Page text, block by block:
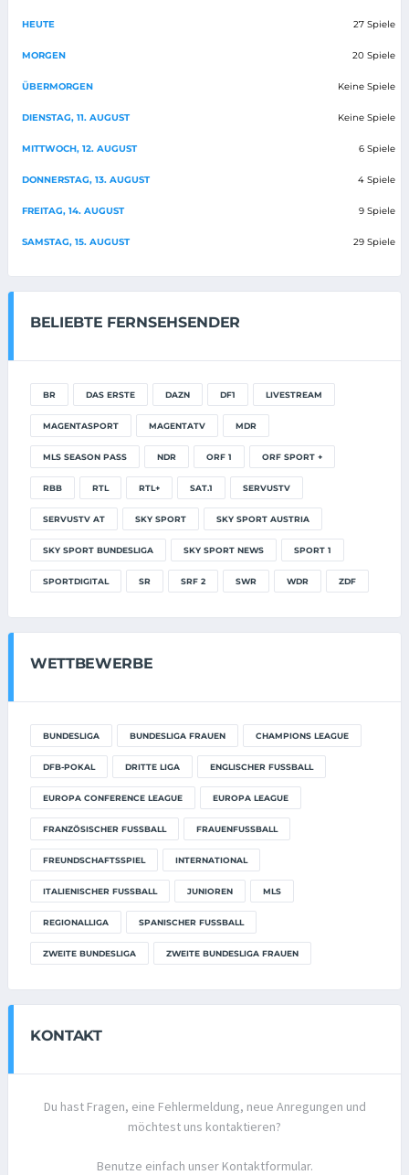
HEUTE 27 Spiele
MORGEN 20 Spiele
ÜBERMORGEN Keine Spiele
DIENSTAG, 11. AUGUST Keine Spiele
MITTWOCH, 12. AUGUST 6 Spiele
DONNERSTAG, 13. AUGUST 4 Spiele
FREITAG, 14. AUGUST 9 Spiele
SAMSTAG, 15. AUGUST 29 Spiele
BELIEBTE FERNSEHSENDER
BR DAS ERSTE DAZN DF1 LIVESTREAM
MAGENTASPORT MAGENTATV MDR
MLS SEASON PASS NDR ORF 1 ORF SPORT +
RBB RTL RTL+ SAT.1 SERVUSTV
SERVUSTV AT SKY SPORT SKY SPORT AUSTRIA
SKY SPORT BUNDESLIGA SKY SPORT NEWS SPORT 1
SPORTDIGITAL SR SRF 2 SWR WDR ZDF
WETTBEWERBE
BUNDESLIGA BUNDESLIGA FRAUEN CHAMPIONS LEAGUE
DFB-POKAL DRITTE LIGA ENGLISCHER FUSSBALL
EUROPA CONFERENCE LEAGUE EUROPA LEAGUE
FRANZÖSISCHER FUSSBALL FRAUENFUSSBALL
FREUNDSCHAFTSSPIEL INTERNATIONAL
ITALIENISCHER FUSSBALL JUNIOREN MLS
REGIONALLIGA SPANISCHER FUSSBALL
ZWEITE BUNDESLIGA ZWEITE BUNDESLIGA FRAUEN
KONTAKT
Du hast Fragen, eine Fehlermeldung, neue Anregungen und
möchtest uns kontaktieren?
Benutze einfach unser Kontaktformular.